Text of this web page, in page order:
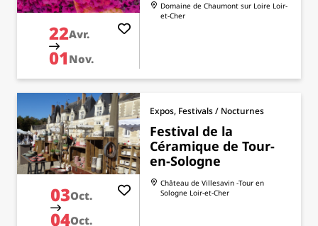
22Avr.
01 Nov.
Domaine de Chaumont sur Loire Loir-
et-Cher
03Oct.
04Oct.
Expos, Festivals / Nocturnes
Festival de la
Céramique de Tour-
en-Sologne
Château de Villesavin -Tour en
Sologne Loir-et-Cher